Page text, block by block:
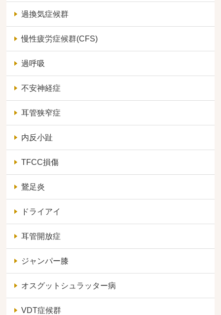
過換気症候群
慢性疲労症候群(CFS)
過呼吸
不安神経症
耳管狭窄症
内反小趾
TFCC損傷
鵞足炎
ドライアイ
耳管開放症
ジャンパー膝
オスグットシュラッター病
VDT症候群